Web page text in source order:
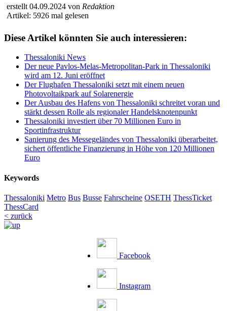
erstellt 04.09.2024 von Redaktion
Artikel: 5926 mal gelesen
Diese Artikel könnten Sie auch interessieren:
Thessaloniki News
Der neue Pavlos-Melas-Metropolitan-Park in Thessaloniki
wird am 12. Juni eröffnet
Der Flughafen Thessaloniki setzt mit einem neuen
Photovoltaikpark auf Solarenergie
Der Ausbau des Hafens von Thessaloniki schreitet voran und
stärkt dessen Rolle als regionaler Handelsknotenpunkt
Thessaloniki investiert über 70 Millionen Euro in
Sportinfrastruktur
Sanierung des Messegeländes von Thessaloniki überarbeitet,
sichert öffentliche Finanzierung in Höhe von 120 Millionen
Euro
Keywords
Thessaloniki Metro Bus Busse Fahrscheine OSETH ThessTicket
ThessCard
< zurück
Facebook
Instagram